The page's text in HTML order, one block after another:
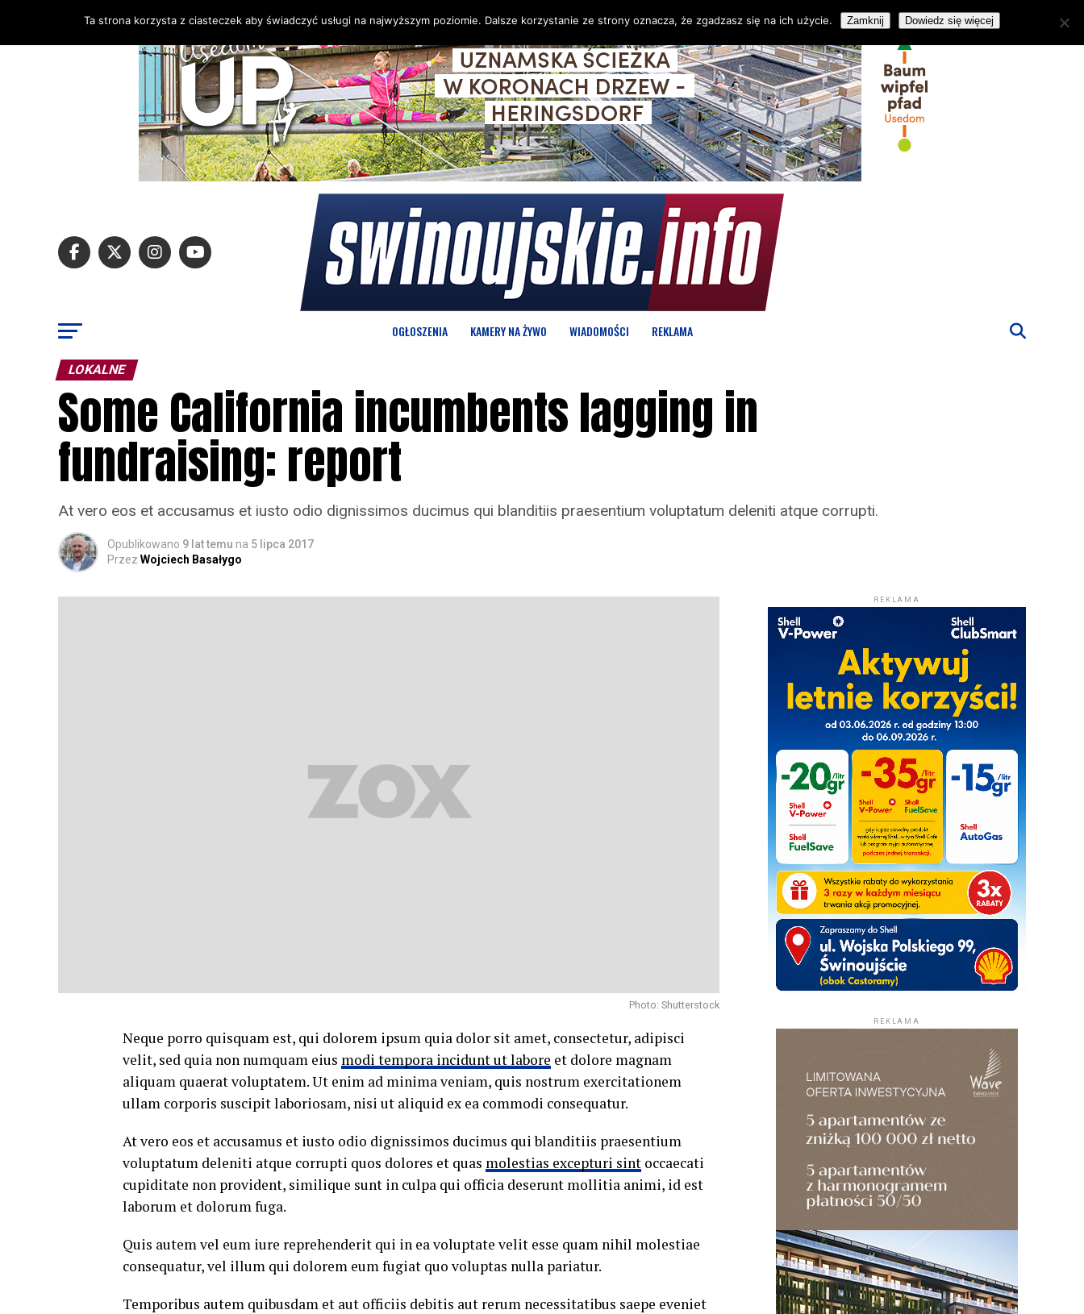
OGŁOSZENIA KAMERY NA ŻYWO WIADOMOŚCI REKLAMA
LOKALNE
Some California incumbents lagging in
fundraising: report
At vero eos et accusamus et iusto odio dignissimos ducimus qui blanditiis praesentium voluptatum deleniti atque corrupti.
Opublikowano 9 lat temu na 5 lipca 2017
Przez Wojciech Basałygo
Photo: Shutterstock
Neque porro quisquam est, qui dolorem ipsum quia dolor sit amet, consectetur, adipisci
velit, sed quia non numquam eius modi tempora incidunt ut labore et dolore magnam
aliquam quaerat voluptatem. Ut enim ad minima veniam, quis nostrum exercitationem
ullam corporis suscipit laboriosam, nisi ut aliquid ex ea commodi consequatur.
At vero eos et accusamus et iusto odio dignissimos ducimus qui blanditiis praesentium
voluptatum deleniti atque corrupti quos dolores et quas molestias excepturi sint occaecati
cupiditate non provident, similique sunt in culpa qui officia deserunt mollitia animi, id est
laborum et dolorum fuga.
Quis autem vel eum iure reprehenderit qui in ea voluptate velit esse quam nihil molestiae
consequatur, vel illum qui dolorem eum fugiat quo voluptas nulla pariatur.
Temporibus autem quibusdam et aut officiis debitis aut rerum necessitatibus saepe eveniet
REKLAMA
REKLAMA
Ta strona korzysta z ciasteczek aby świadczyć usługi na najwyższym poziomie. Dalsze korzystanie ze strony oznacza, że zgadzasz się na ich użycie. Zamknij Dowiedz się więcej